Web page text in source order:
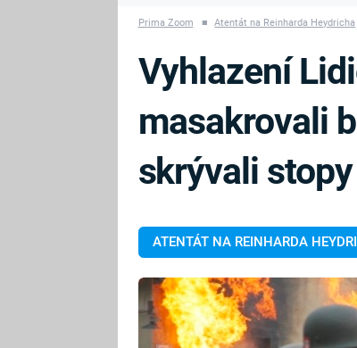
PRVNÍ SVĚTOVÁ
NAPOLEON
BRITSKÁ
RODINA
Prima Zoom ■ Atentát na Reinharda Heydricha
ATENTÁT NA REINHARDA
Vyhlazení
masakrovali
skrývali stopy